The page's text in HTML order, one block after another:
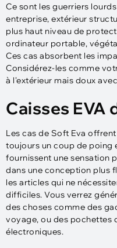
Ce sont les guerriers
entreprise, extérieur
plus haut niveau de
ordinateur portable,
Ces cas absorbent les
Considérez-les comme
à l'extérieur mais doux
Caisses EVA
Les cas de Soft Eva
toujours un coup de poing
fournissent une sensation
dans une conception plus
les articles qui ne
difficiles. Vous verrez
des choses comme des
voyage, ou des pochettes
électroniques.